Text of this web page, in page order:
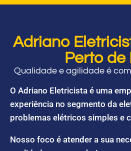
Adriano
Perto de
Qualidade e agilidade é
O Adriano Eletricista é uma
experiência no segmento da
problemas elétricos simples e
Nosso foco é atender a sua